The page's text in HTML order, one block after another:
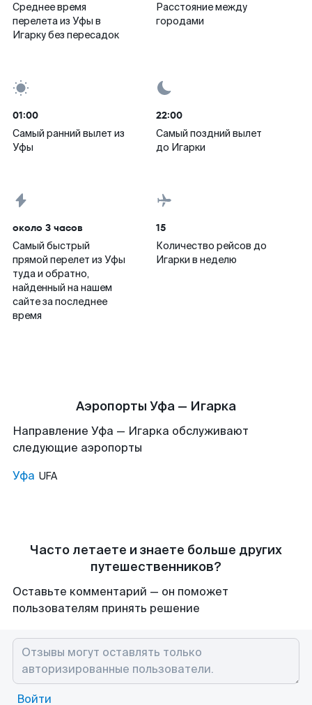
Среднее время
перелета из Уфы в
Игарку без пересадок
Расстояние между
городами
01:00
Самый ранний вылет из
Уфы
22:00
Самый поздний вылет
до Игарки
около 3 часов
Самый быстрый
прямой перелет из Уфы
туда и обратно,
найденный на нашем
сайте за последнее
время
15
Количество рейсов до
Игарки в неделю
Аэропорты Уфа — Игарка
Направление Уфа — Игарка обслуживают
следующие аэропорты
Уфа UFA
Часто летаете и знаете больше других
путешественников?
Оставьте комментарий — он поможет
пользователям принять решение
Войти